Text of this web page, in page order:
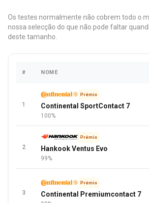
Os testes normalmente não cobrem todo o
nossa selecção do que não pode faltar
deste tamanho.
# NOME
1
Prémio
Continental SportContact 7
100%
2
Prémio
Hankook Ventus Evo
99%
3
Prémio
Continental Premiumcontact 7